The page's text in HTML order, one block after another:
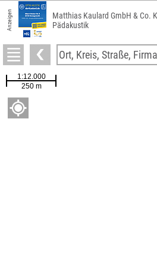
Anzeigen
Matthias Kaulard GmbH & Co.
Pädakustik